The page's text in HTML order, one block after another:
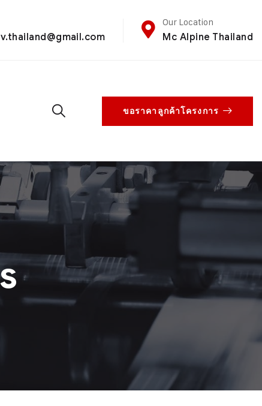
Our Location
Mc Alpine Thailand
ขอราคาลูกค้าโครงการ